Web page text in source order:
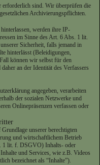
erforderlich sind. Wir überprüfen die
Archivierungspflichten.
werden ihre IP-
im Sinne des Art. 6 Abs. 1 lit.
Sicherheit, falls jemand in
hinterlässt (Beleidigungen,
können wir selbst für den
an der Identität des Verfassers
angegeben, verarbeiten
der sozialen Netzwerke und
Onlinepräsenzen verfassen oder
unserer berechtigten
und wirtschaftlichem Betrieb
1 lit. f. DSGVO) Inhalts- oder
und Services, wie z.B. Videos
bezeichnet als “Inhalte”).